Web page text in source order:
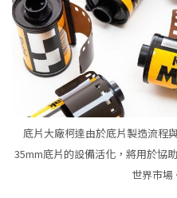
底片大廠柯達由於底片製造流程
35mm底片的設備活化，將用於協
世界市場